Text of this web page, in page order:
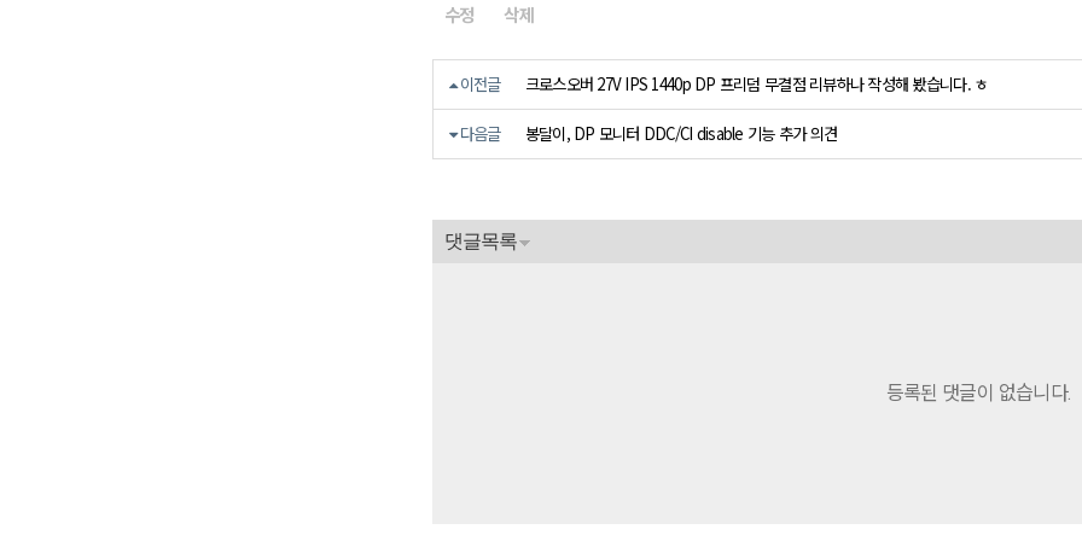
수정 삭제
이전글 크로스오버 27V IPS 1440p DP 프리덤 무결점 리뷰하나 작성해 봤습니다. ㅎ
다음글 봉달이, DP 모니터 DDC/CI disable 기능 추가 의견
댓글목록
등록된 댓글이 없습니다.